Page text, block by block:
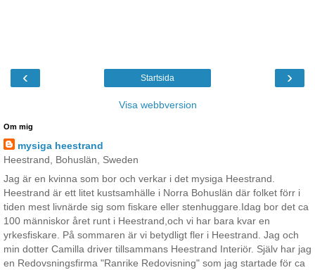
‹ ›
Startsida
Visa webbversion
Om mig
mysiga heestrand
Heestrand, Bohuslän, Sweden
Jag är en kvinna som bor och verkar i det mysiga Heestrand.
Heestrand är ett litet kustsamhälle i Norra Bohuslän där folket förr i
tiden mest livnärde sig som fiskare eller stenhuggare.Idag bor det ca
100 människor året runt i Heestrand,och vi har bara kvar en
yrkesfiskare. På sommaren är vi betydligt fler i Heestrand. Jag och
min dotter Camilla driver tillsammans Heestrand Interiör. Själv har jag
en Redovsningsfirma "Ranrike Redovisning" som jag startade för ca